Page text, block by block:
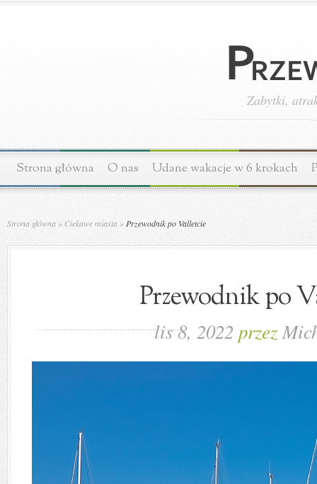
Zabytki,
Strona główna O nas Udane wakacje w 6 krokach
Strona główna » Ciekawe miasta » Przewodnik po Valletcie
Przewodnik po
lis 8, 2022 przez